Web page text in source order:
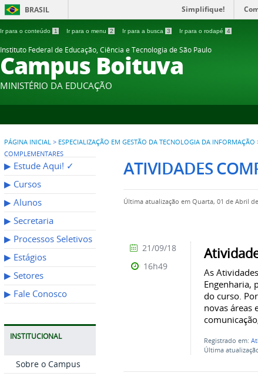
BRASIL Simplifique!
Ir para o conteúdo 1 Ir para o menu 2 Ir para a busca 3 Ir para o rodapé 4
Instituto Federal de Educação, Ciência e Tecnologia de São Paulo
Campus Boituva
MINISTÉRIO DA EDUCAÇÃO
PÁGINA INICIAL > ESPECIALIZAÇÃO EM GESTÃO DA TECNOLOGIA DA INFORMAÇÃO
COMPLEMENTARES
▶︎ Estude Aqui! ✓
▶︎ Cursos
▶︎ Alunos
▶︎ Secretaria
▶︎ Processos Seletivos
▶︎ Estágios
▶︎ Setores
▶︎ Fale Conosco
INSTITUCIONAL
Sobre o Campus
ATIVIDADES
Última atualização em Quarta, 01 de Abril
As
Engenharia,
do curso.
novas áreas
Registrado em:
Última
21/09/18
16h49